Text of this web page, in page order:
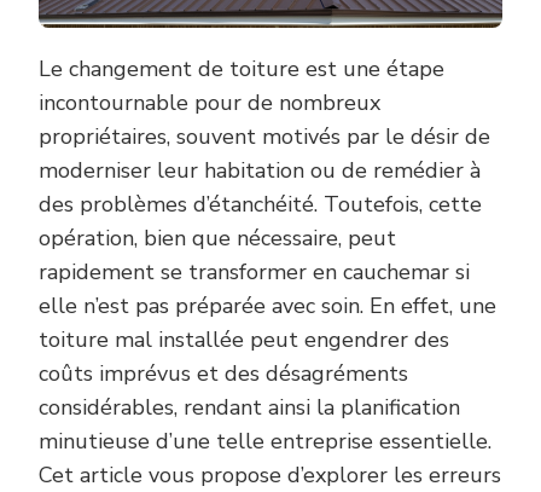
Le changement de toiture est une étape
incontournable pour de nombreux
propriétaires, souvent motivés par le désir de
moderniser leur habitation ou de remédier à
des problèmes d’étanchéité. Toutefois, cette
opération, bien que nécessaire, peut
rapidement se transformer en cauchemar si
elle n’est pas préparée avec soin. En effet, une
toiture mal installée peut engendrer des
coûts imprévus et des désagréments
considérables, rendant ainsi la planification
minutieuse d’une telle entreprise essentielle.
Cet article vous propose d’explorer les erreurs